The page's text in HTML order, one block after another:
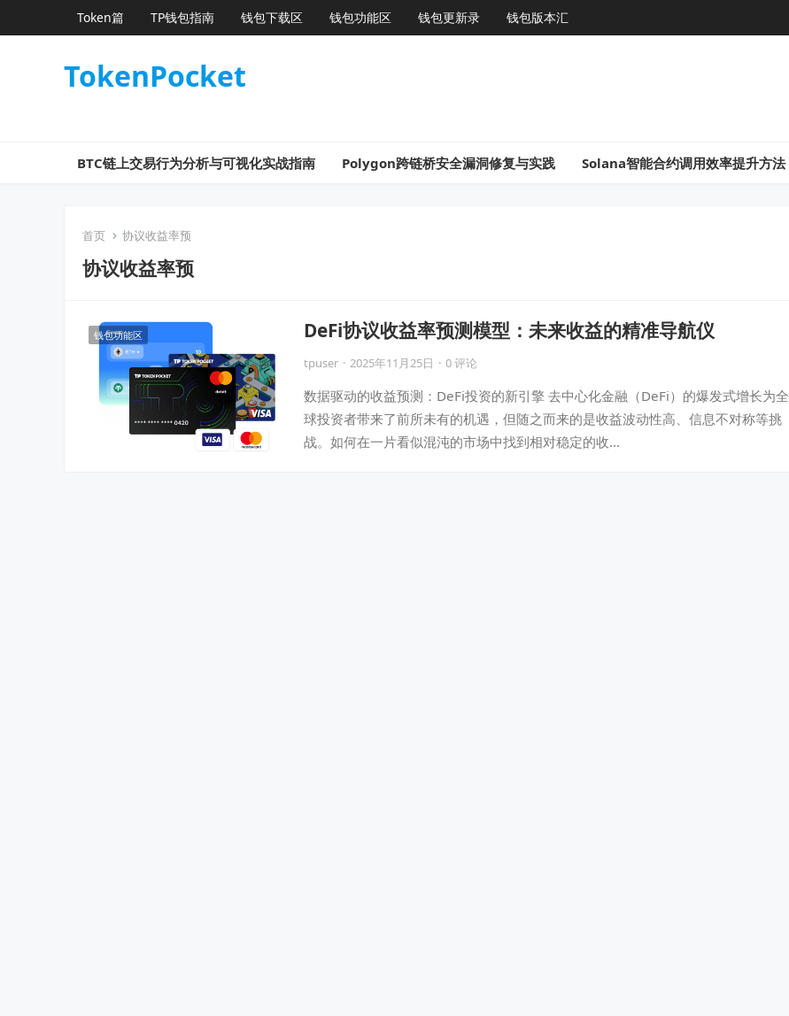
Token篇 TP钱包指南 钱包下载区 钱包功能区 钱包更新录 钱包版本汇
TokenPocket
BTC链上交易行为分析与可视化实战指南 Polygon跨链桥安全漏洞修复与实践 Solana智能合约调用效率提升方法
首页 协议收益率预
协议收益率预
钱包功能区 DeFi协议收益率预测模型：未来收益的精准导航仪
tpuser · 2025年11月25日 · 0 评论
数据驱动的收益预测：DeFi投资的新引擎 去中心化金融（DeFi）的爆发式增长为全
球投资者带来了前所未有的机遇，但随之而来的是收益波动性高、信息不对称等挑
战。如何在一片看似混沌的市场中找到相对稳定的收…